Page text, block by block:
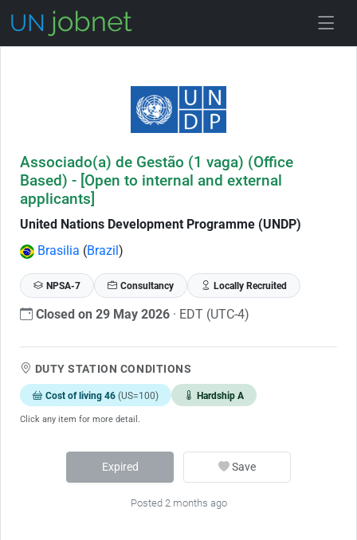
Associado(a) de Gestão (1 vaga) (Office
Based) - [Open to internal and external
applicants]
United Nations Development Programme (UNDP)
Brasilia (Brazil )
NPSA-7 Consultancy Locally Recruited
Closed on 29 May 2026 · EDT (UTC-4)
DUTY STATION CONDITIONS
Cost of living 46 (US=100) Hardship A
Click any item for more detail.
Expired Save
Posted 2 months ago